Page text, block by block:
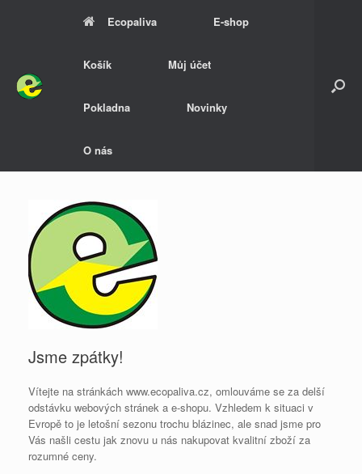
Ecopaliva E-shop
Košík Můj účet
Pokladna Novinky
O nás
Jsme zpátky!
Vítejte na stránkách www.ecopaliva.cz, omlouváme se za delší
odstávku webových stránek a e-shopu. Vzhledem k situaci v
Evropě to je letošní sezonu trochu blázinec, ale snad jsme pro
Vás našli cestu jak znovu u nás nakupovat kvalitní zboží za
rozumné ceny.